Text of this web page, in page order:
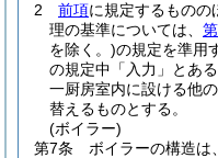
2
前項に規定するものの
理の基準については、
を除く。)の規定を準用
の規定中「入力」とあ
一厨房室内に設ける他
替えるものとする。
(ボイラー)
第7条
ボイラーの構造は